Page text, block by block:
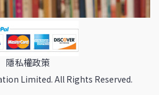
隱私權政策
Limited. All Rights Reserved.